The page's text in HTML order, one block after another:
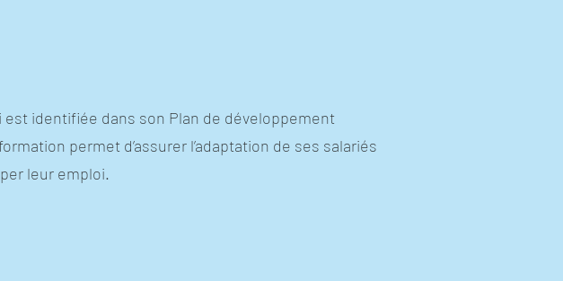
identifiée dans son Plan de développement
permet d’assurer l’adaptation de ses salariés
leur emploi.